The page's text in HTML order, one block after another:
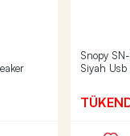
Snopy
Siyah Usb